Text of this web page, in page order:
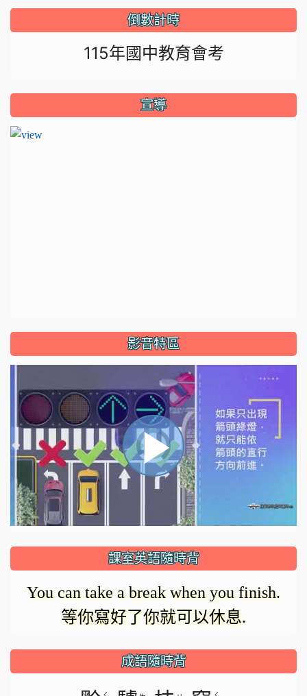
倒數計時
115年國中教育會考
宣導
影音特區
視
頻
正
載
入。
播
放
影
片
課室英語隨時背
You can take a break when you finish.
等你寫好了你就可以休息.
成語隨時背